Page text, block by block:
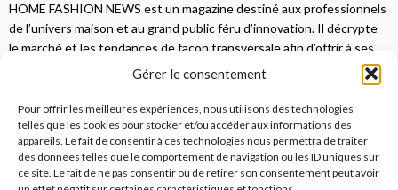
Gérer le consentement
Pour offrir les meilleures expériences, nous utilisons des technologies
telles que les cookies pour stocker et/ou accéder aux informations des
appareils. Le fait de consentir à ces technologies nous permettra de traiter
des données telles que le comportement de navigation ou les ID uniques sur
ce site. Le fait de ne pas consentir ou de retirer son consentement peut avoir
HOME FASHION NEWS est un magazine destiné aux professionnels
de l’univers maison et au grand public féru d’innovation. Il décrypte
le marché et les tendances de façon transversale afin d’offrir à ses
lecteurs une vision complète.
JE M'ABONNE